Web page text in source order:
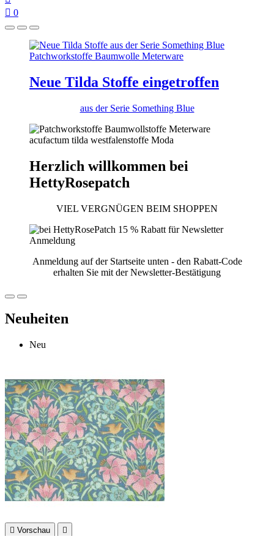
 0
Neue Tilda Stoffe eingetroffen
aus der Serie Something Blue
Herzlich willkommen bei
HettyRosepatch
VIEL VERGNÜGEN BEIM SHOPPEN
Anmeldung auf der Startseite unten - den Rabatt-Code
erhalten Sie mit der Newsletter-Bestätigung
Neuheiten
Neu
 Vorschau 